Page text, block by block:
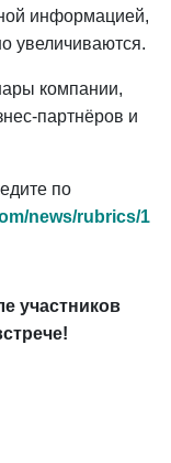
информацией,
увеличиваются.
компании,
партнёров и
по
news/rubrics/1
участников